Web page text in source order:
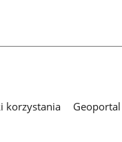
korzystania
Geoportal